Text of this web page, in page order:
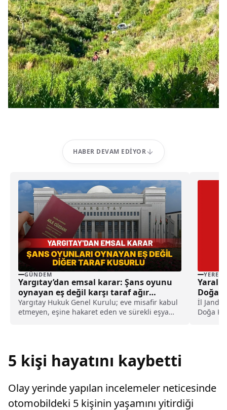
HABER DEVAM EDIYOR
GÜNDEM
Yargıtay’dan emsal karar: Şans oyunu
oynayan eş değil karşı taraf ağır
kusurlu sayıldı
Yargıtay Hukuk Genel Kurulu; eve misafir kabul
etmeyen, eşine hakaret eden ve sürekli eşya
YEREL
Yaralı
İl
Doğa
5 kişi hayatını kaybetti
Olay yerinde yapılan incelemeler neticesinde
otomobildeki 5 kişinin yaşamını yitirdiği